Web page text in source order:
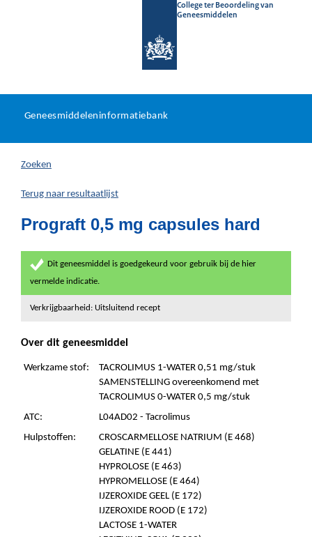
College ter Beoordeling van
Geneesmiddelen
U
hier:
Geneesmiddeleninformatiebank
Zoeken
Terug naar resultaatlijst
Prograft 0,5 mg capsules hard
Dit geneesmiddel is goedgekeurd voor gebruik bij de hier
vermelde indicatie.
Verkrijgbaarheid: Uitsluitend recept
Over dit geneesmiddel
Werkzame stof:
TACROLIMUS 1-WATER 0,51 mg/stuk
SAMENSTELLING overeenkomend met
TACROLIMUS 0-WATER 0,5 mg/stuk
ATC:
L04AD02 - Tacrolimus
Hulpstoffen:
CROSCARMELLOSE NATRIUM (E 468)
GELATINE (E 441)
HYPROLOSE (E 463)
HYPROMELLOSE (E 464)
IJZEROXIDE GEEL (E 172)
IJZEROXIDE ROOD (E 172)
LACTOSE 1-WATER